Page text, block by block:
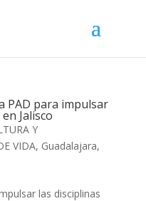
PAD para impulsar
Jalisco
Y
VIDA, Guadalajara,
las disciplinas